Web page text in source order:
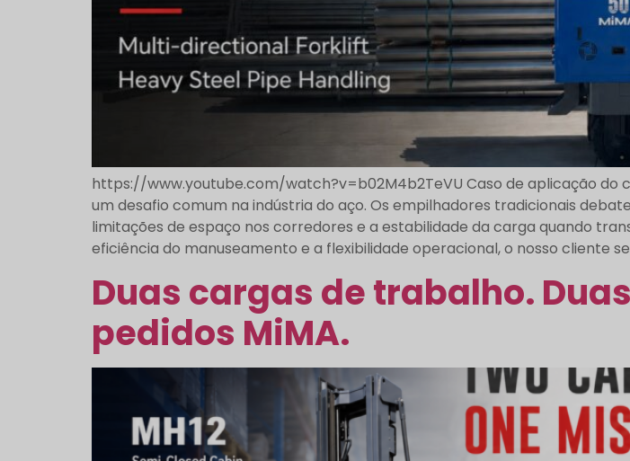
https://www.youtube.com/watch?v=b02M4b2TeVU Caso de aplicação do
um desafio comum na indústria do aço. Os empilhadores tradicionais
limitações de espaço nos corredores e a estabilidade da carga quando
eficiência do manuseamento e a flexibilidade operacional, o nosso cliente
Duas cargas de trabalho.
pedidos MiMA.